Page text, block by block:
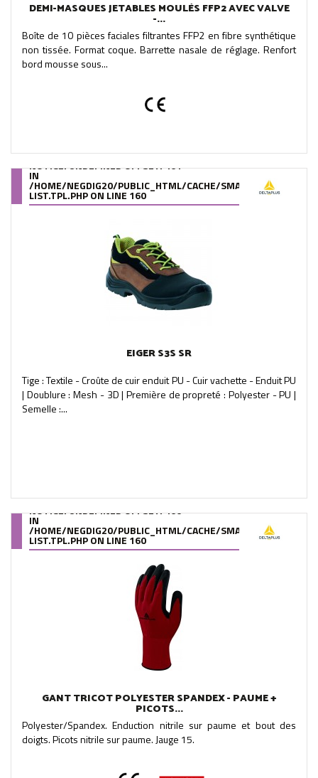
DEMI-MASQUES JETABLES MOULÉS FFP2 AVEC VALVE
-...
Boîte de 10 pièces faciales filtrantes FFP2 en fibre synthétique
non tissée. Format coque. Barrette nasale de réglage. Renfort
bord mousse sous...
NOTICE: UNDEFINED OFFSET: 461
IN
/HOME/NEGDIG20/PUBLIC_HTML/CACHE/SMARTY/
LIST.TPL.PHPON LINE 160
EIGER S3S SR
Tige : Textile - Croûte de cuir enduit PU - Cuir vachette - Enduit PU
| Doublure : Mesh - 3D | Première de propreté : Polyester - PU |
Semelle :...
NOTICE: UNDEFINED OFFSET: 460
IN
/HOME/NEGDIG20/PUBLIC_HTML/CACHE/SMARTY/
LIST.TPL.PHPON LINE 160
GANT TRICOT POLYESTER SPANDEX - PAUME +
PICOTS...
Polyester/Spandex. Enduction nitrile sur paume et bout des
doigts. Picots nitrile sur paume. Jauge 15.